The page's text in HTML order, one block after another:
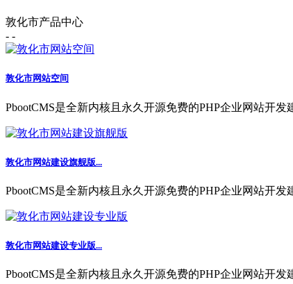
敦化市产品中心
- -
敦化市网站空间
PbootCMS是全新内核且永久开源免费的PHP企业网站开
敦化市网站建设旗舰版...
PbootCMS是全新内核且永久开源免费的PHP企业网站开
敦化市网站建设专业版...
PbootCMS是全新内核且永久开源免费的PHP企业网站开